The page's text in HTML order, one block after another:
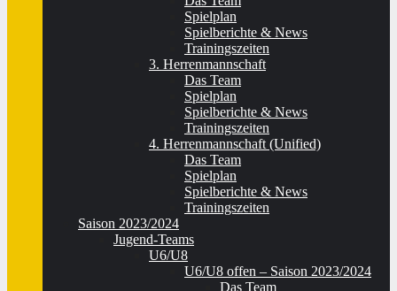
Spielplan
Spielberichte & News
Trainingszeiten
3. Herrenmannschaft
Das Team
Spielplan
Spielberichte & News
Trainingszeiten
4. Herrenmannschaft (Unified)
Das Team
Spielplan
Spielberichte & News
Trainingszeiten
Saison 2023/2024
Jugend-Teams
U6/U8
U6/U8 offen – Saison 2023/2024
Das Team